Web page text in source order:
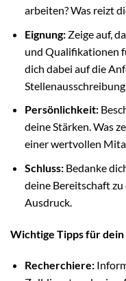
arbeiten? Was reizt
Eignung:Zeige auf,
und Qualifikationen
dich dabei auf die
Stellenausschreibung.
Persönlichkeit:
deine Stärken. Was
einer wertvollen
Schluss:Bedanke
deine Bereitschaft
Ausdruck.
Wichtige Tipps für
Recherchiere: